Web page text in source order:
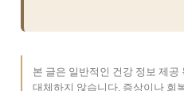
본 글은 일반적인 건강 정보 제공
대체하지 않습니다. 증상이나 회